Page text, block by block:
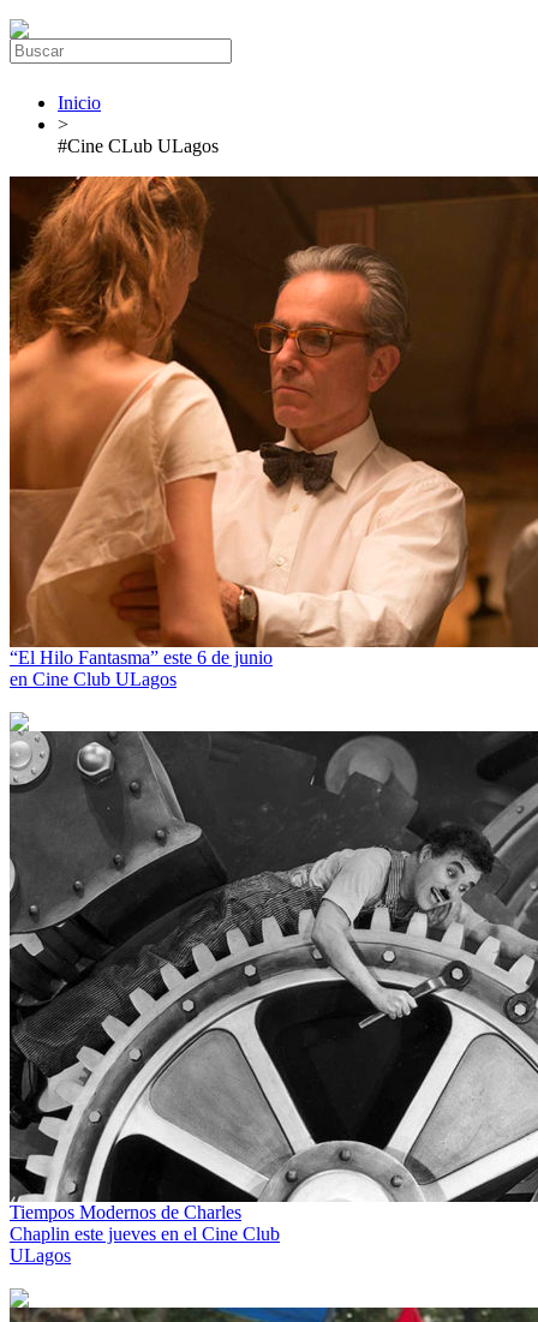
Inicio
>
#Cine CLub ULagos
“El Hilo Fantasma” este 6 de junio
en Cine Club ULagos
Tiempos Modernos de Charles
Chaplin este jueves en el Cine Club
ULagos